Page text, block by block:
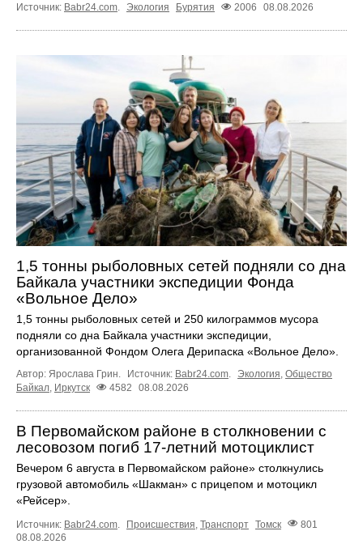
Источник: Babr24.com Экология Бурятия 2006 08.08.2026
1,5 тонны рыболовных сетей подняли со дна
Байкала участники экспедиции Фонда
«Вольное Дело»
1,5 тонны рыболовных сетей и 250 килограммов мусора
подняли со дна Байкала участники экспедиции,
организованной Фондом Олега Дерипаска «Вольное Дело».
Автор: Ярослава Грин. Источник: Babr24.com. Экология, Общество
Байкал, Иркутск 4582 08.08.2026
В Первомайском районе в столкновении с
лесовозом погиб 17-летний мотоциклист
Вечером 6 августа в Первомайском районе» столкнулись
грузовой автомобиль «Шакман» с прицепом и мотоцикл
«Рейсер».
Источник: Babr24.com Происшествия Транспорт Томск
801
08.08.2026